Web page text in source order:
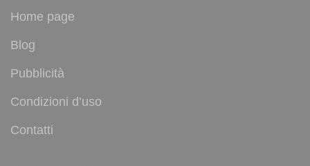
Home page
Blog
Pubblicità
Condizioni d’uso
Contatti